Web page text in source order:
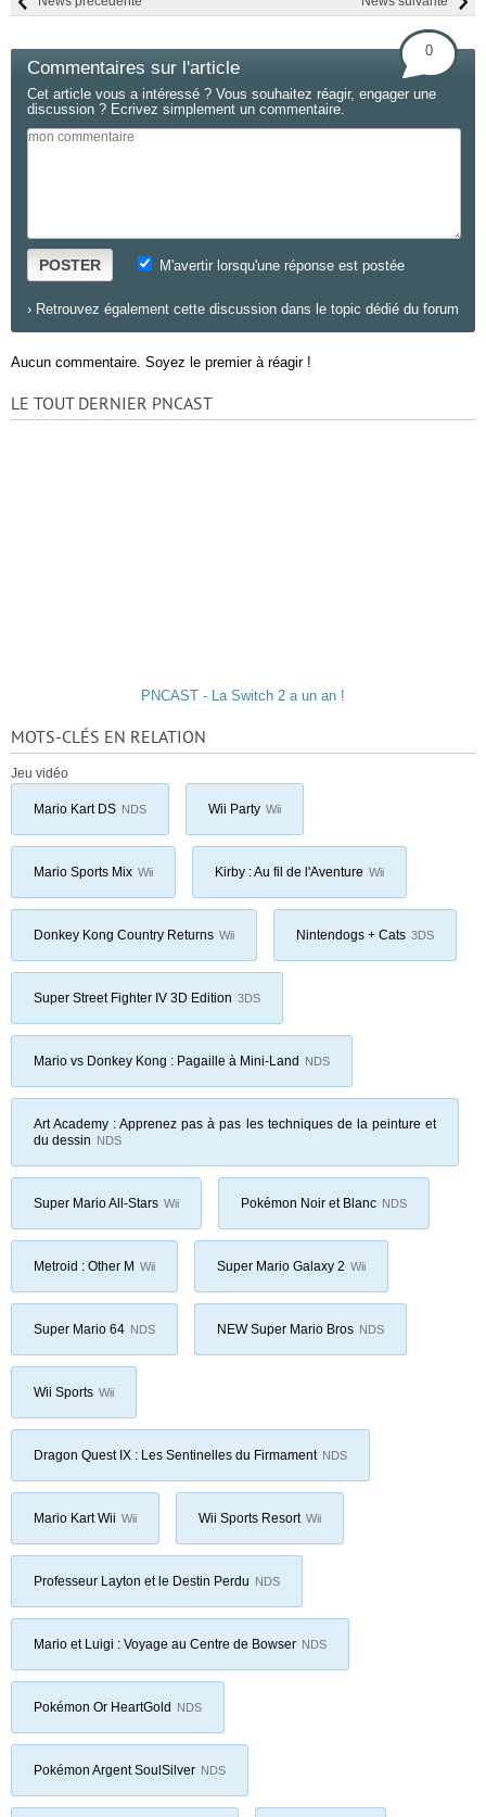
Commentaires sur l'article
0
Cet article vous a intéressé ? Vous souhaitez réagir, engager une
discussion ? Ecrivez simplement un commentaire.
POSTER M'avertir lorsqu'une réponse est postée
› Retrouvez également cette discussion dans le topic dédié du forum
Aucun commentaire. Soyez le premier à réagir !
LE TOUT DERNIER PNCAST
PNCAST - La Switch 2 a un an !
MOTS-CLÉS EN RELATION
Jeu vidéo
Mario Kart DS NDS Wii Party Wii
Mario Sports Mix Wii Kirby : Au fil de l'Aventure Wii
Donkey Kong Country Returns Wii Nintendogs + Cats 3DS
Super Street Fighter IV 3D Edition 3DS
Mario vs Donkey Kong : Pagaille à Mini-Land NDS
Art Academy : Apprenez pas à pas les techniques de la peinture et
du dessin NDS
Super Mario All-Stars Wii Pokémon Noir et Blanc NDS
Metroid : Other M Wii Super Mario Galaxy 2 Wii
Super Mario 64 NDS NEW Super Mario Bros NDS
Wii Sports Wii
Dragon Quest IX : Les Sentinelles du Firmament NDS
Mario Kart Wii Wii Wii Sports Resort Wii
Professeur Layton et le Destin Perdu NDS
Mario et Luigi : Voyage au Centre de Bowser NDS
Pokémon Or HeartGold NDS
Pokémon Argent SoulSilver NDS